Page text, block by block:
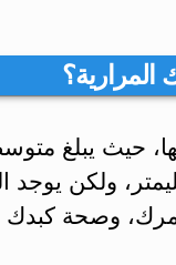
حيث يبلغ
المرارية المشتركة نحو 3.4 مليمتر،
وصحة كبدك